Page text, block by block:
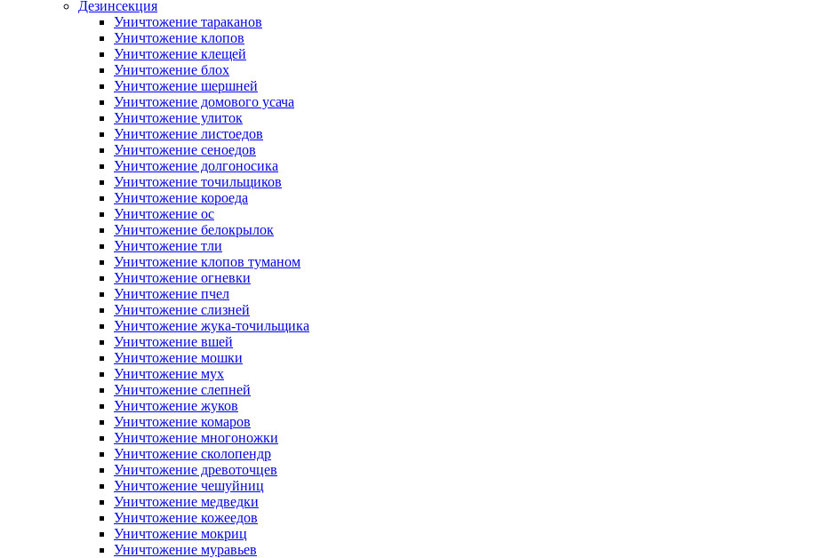
Дезинсекция
Уничтожение тараканов
Уничтожение клопов
Уничтожение клещей
Уничтожение блох
Уничтожение шершней
Уничтожение домового усача
Уничтожение улиток
Уничтожение листоедов
Уничтожение сеноедов
Уничтожение долгоносика
Уничтожение точильщиков
Уничтожение короеда
Уничтожение ос
Уничтожение белокрылок
Уничтожение тли
Уничтожение клопов туманом
Уничтожение огневки
Уничтожение пчел
Уничтожение слизней
Уничтожение жука-точильщика
Уничтожение вшей
Уничтожение мошки
Уничтожение мух
Уничтожение слепней
Уничтожение жуков
Уничтожение комаров
Уничтожение многоножки
Уничтожение сколопендр
Уничтожение древоточцев
Уничтожение чешуйниц
Уничтожение медведки
Уничтожение кожеедов
Уничтожение мокриц
Уничтожение муравьев